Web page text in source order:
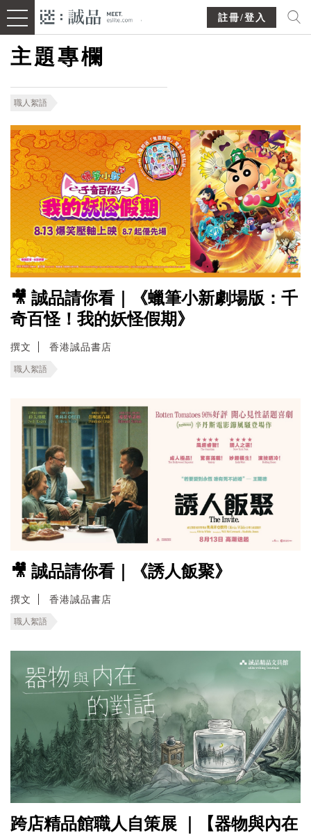
註冊/登入
主題專欄
職人絮語
🎥 誠品請你看｜《蠟筆小新劇場版：千
奇百怪！我的妖怪假期》
撰文 香港誠品書店
職人絮語
🎥 誠品請你看｜《誘人飯聚》
撰文 香港誠品書店
職人絮語
跨店精品館職人自策展 ｜【器物與內在